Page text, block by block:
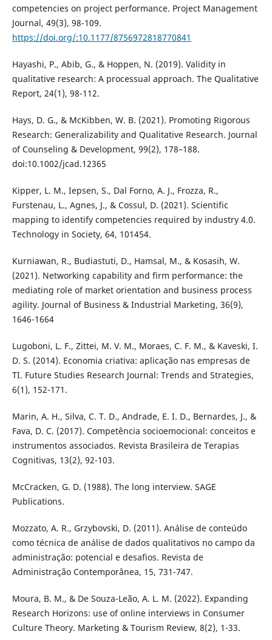
competencies on project performance. Project Management
Journal, 49(3), 98-109.
https://doi.org/:10.1177/8756972818770841
Hayashi, P., Abib, G., & Hoppen, N. (2019). Validity in
qualitative research: A processual approach. The Qualitative
Report, 24(1), 98-112.
Hays, D. G., & McKibben, W. B. (2021). Promoting Rigorous
Research: Generalizability and Qualitative Research. Journal
of Counseling & Development, 99(2), 178–188.
doi:10.1002/jcad.12365
Kipper, L. M., Iepsen, S., Dal Forno, A. J., Frozza, R.,
Furstenau, L., Agnes, J., & Cossul, D. (2021). Scientific
mapping to identify competencies required by industry 4.0.
Technology in Society, 64, 101454.
Kurniawan, R., Budiastuti, D., Hamsal, M., & Kosasih, W.
(2021). Networking capability and firm performance: the
mediating role of market orientation and business process
agility. Journal of Business & Industrial Marketing, 36(9),
1646-1664
Lugoboni, L. F., Zittei, M. V. M., Moraes, C. F. M., & Kaveski, I.
D. S. (2014). Economia criativa: aplicação nas empresas de
TI. Future Studies Research Journal: Trends and Strategies,
6(1), 152-171.
Marin, A. H., Silva, C. T. D., Andrade, E. I. D., Bernardes, J., &
Fava, D. C. (2017). Competência socioemocional: conceitos e
instrumentos associados. Revista Brasileira de Terapias
Cognitivas, 13(2), 92-103.
McCracken, G. D. (1988). The long interview. SAGE
Publications.
Mozzato, A. R., Grzybovski, D. (2011). Análise de conteúdo
como técnica de análise de dados qualitativos no campo da
administração: potencial e desafios. Revista de
Administração Contemporânea, 15, 731-747.
Moura, B. M., & De Souza-Leão, A. L. M. (2022). Expanding
Research Horizons: use of online interviews in Consumer
Culture Theory. Marketing & Tourism Review, 8(2), 1-33.